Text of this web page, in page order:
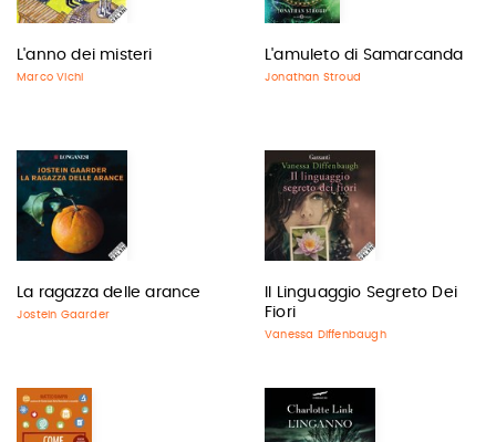
L'anno dei misteri
Marco Vichi
L'amuleto di Samarcanda
Jonathan Stroud
La ragazza delle arance
Jostein Gaarder
Il Linguaggio Segreto Dei
Fiori
Vanessa Diffenbaugh